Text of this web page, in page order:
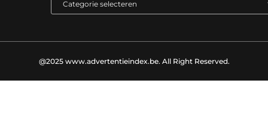
@2025 www.advertentieindex.be. All Right Reserved.​